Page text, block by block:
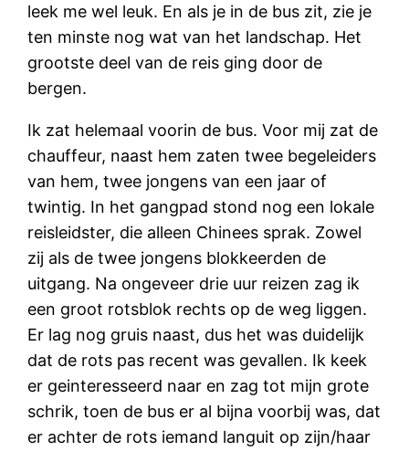
leek me wel leuk. En als je in de bus zit, zie je
ten minste nog wat van het landschap. Het
grootste deel van de reis ging door de
bergen.
Ik zat helemaal voorin de bus. Voor mij zat de
chauffeur, naast hem zaten twee begeleiders
van hem, twee jongens van een jaar of
twintig. In het gangpad stond nog een lokale
reisleidster, die alleen Chinees sprak. Zowel
zij als de twee jongens blokkeerden de
uitgang. Na ongeveer drie uur reizen zag ik
een groot rotsblok rechts op de weg liggen.
Er lag nog gruis naast, dus het was duidelijk
dat de rots pas recent was gevallen. Ik keek
er geinteresseerd naar en zag tot mijn grote
schrik, toen de bus er al bijna voorbij was, dat
er achter de rots iemand languit op zijn/haar